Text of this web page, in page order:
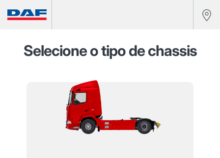
Selecione o tipo de chassis